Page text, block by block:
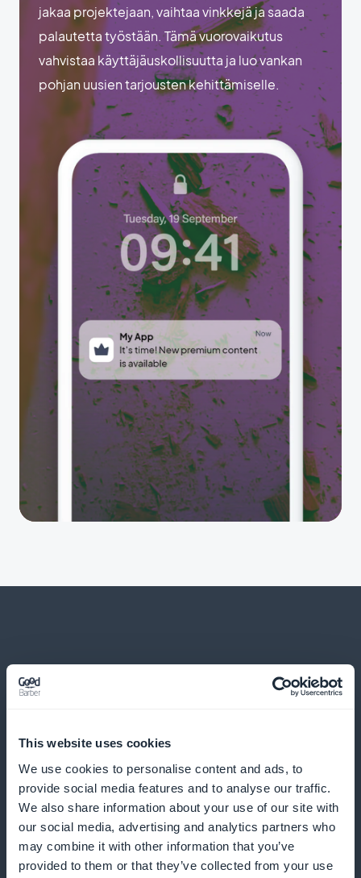
This website uses cookies
We use cookies to personalise content and ads, to
provide social media features and to analyse our traffic.
We also share information about your use of our site with
our social media, advertising and analytics partners who
may combine it with other information that you’ve
provided to them or that they’ve collected from your use
jakaa projektejaan, vaihtaa vinkkejä ja saada
palautetta työstään. Tämä vuorovaikutus
vahvistaa käyttäjäuskollisuutta ja luo vankan
pohjan uusien tarjousten kehittämiselle.
Ja paljon muuta
Sitoutuminen ja mieltymysten seuranta
Käytä analyysityökaluja sisällön mukauttamiseen ja